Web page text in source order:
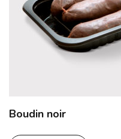
Boudin noir